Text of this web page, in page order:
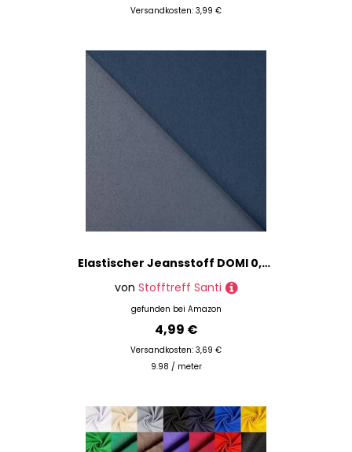
Versandkosten: 3,99 €
Elastischer Jeansstoff DOMI 0,5m - Hosenstoff Bekleidungsstoff Meterware (Jeansblau)
von Stofftreff Santi
gefunden bei Amazon
4,99 €
Versandkosten: 3,69 €
9.98 / meter